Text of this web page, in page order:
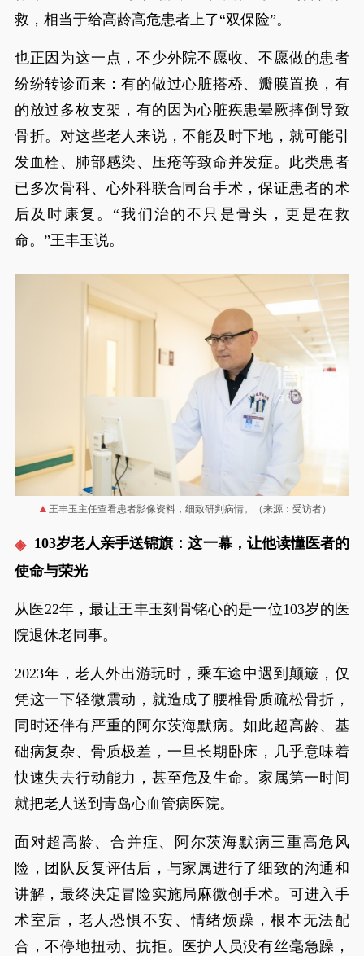
救，相当于给高龄高危患者上了“双保险”。
也正因为这一点，不少外院不愿收、不愿做的患者
纷纷转诊而来：有的做过心脏搭桥、瓣膜置换，有
的放过多枚支架，有的因为心脏疾患晕厥摔倒导致
骨折。对这些老人来说，不能及时下地，就可能引
发血栓、肺部感染、压疮等致命并发症。此类患者
已多次骨科、心外科联合同台手术，保证患者的术
后及时康复。“我们治的不只是骨头，更是在救
命。”王丰玉说。
王丰玉主任查看患者影像资料，细致研判病情。（来源：受访者）
103岁老人亲手送锦旗：这一幕，让他读懂医者的
使命与荣光
从医22年，最让王丰玉刻骨铭心的是一位103岁的医
院退休老同事。
2023年，老人外出游玩时，乘车途中遇到颠簸，仅
凭这一下轻微震动，就造成了腰椎骨质疏松骨折，
同时还伴有严重的阿尔茨海默病。如此超高龄、基
础病复杂、骨质极差，一旦长期卧床，几乎意味着
快速失去行动能力，甚至危及生命。家属第一时间
就把老人送到青岛心血管病医院。
面对超高龄、合并症、阿尔茨海默病三重高危风
险，团队反复评估后，与家属进行了细致的沟通和
讲解，最终决定冒险实施局麻微创手术。可进入手
术室后，老人恐惧不安、情绪烦躁，根本无法配
合，不停地扭动、抗拒。医护人员没有丝毫急躁，